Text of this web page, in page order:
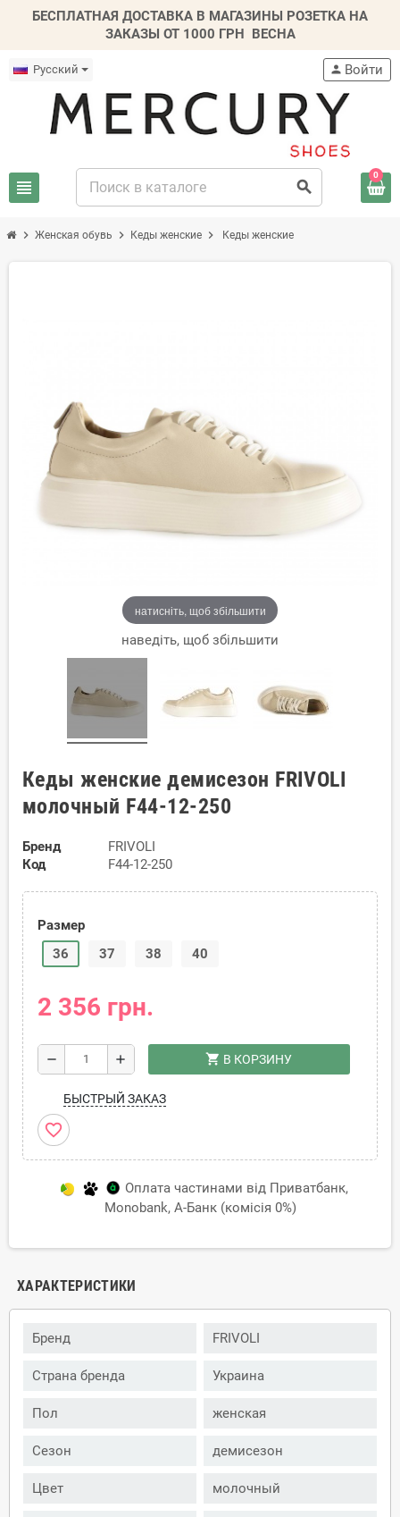
БЕСПЛАТНАЯ ДОСТАВКА В МАГАЗИНЫ РОЗЕТКА НА
ЗАКАЗЫ ОТ 1000 ГРН ВЕСНА
Русский
view_headline search
person Войти
0
chevron_right Женская обувь chevron_right Кеды женские chevron_right Кеды женские
натисніть, щоб збільшити
наведіть, щоб збільшити
Кеды женские демисезон FRIVOLI
молочный F44-12-250
Бренд
FRIVOLI
Код
F44-12-250
Размер
36
37 38 40
2 356 грн.
remove add shopping_cart В КОРЗИНУ
БЫСТРЫЙ ЗАКАЗ
favorite_border
Оплата частинами від Приватбанк,
Monobank, А-Банк (комісія 0%)
ХАРАКТЕРИСТИКИ
Бренд FRIVOLI
Страна бренда Украина
Пол женская
Сезон демисезон
Цвет молочный